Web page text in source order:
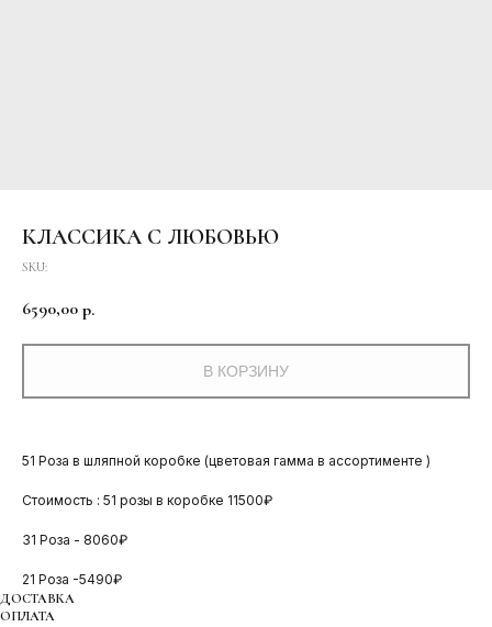
КЛАССИКА С ЛЮБОВЬЮ
SKU:
6590,00 р.
В КОРЗИНУ
51 Роза в шляпной коробке (цветовая гамма в ассортименте )
Стоимость : 51 розы в коробке 11500₽
31 Роза - 8060₽
21 Роза -5490₽
ДОСТАВКА
ОПЛАТА